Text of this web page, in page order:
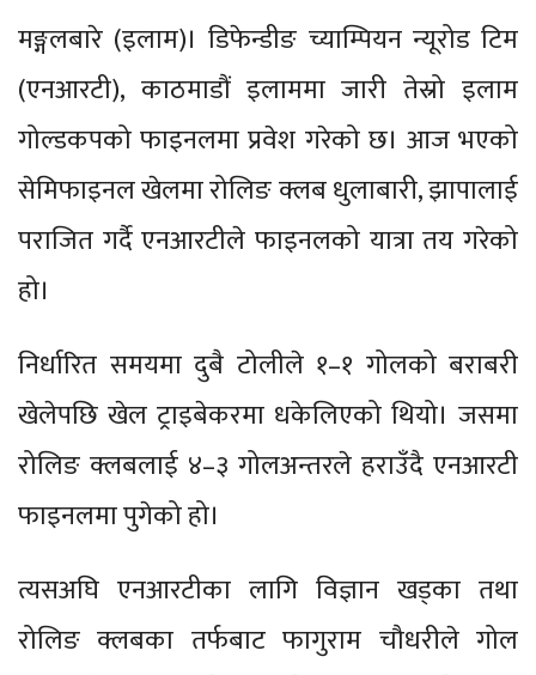
मङ्गलबारे (इलाम)। डिफेन्डीङ च्याम्पियन न्यूरोड टिम
(एनआरटी), काठमाडौं इलाममा जारी तेस्रो इलाम
गोल्डकपको फाइनलमा प्रवेश गरेको छ। आज भएको
सेमिफाइनल खेलमा रोलिङ क्लब धुलाबारी, झापालाई
पराजित गर्दै एनआरटीले फाइनलको यात्रा तय गरेको
हो।
निर्धारित समयमा दुबै टोलीले १–१ गोलको बराबरी
खेलेपछि खेल ट्राइबेकरमा धकेलिएको थियो। जसमा
रोलिङ क्लबलाई ४–३ गोलअन्तरले हराउँदै एनआरटी
फाइनलमा पुगेको हो।
त्यसअघि एनआरटीका लागि विज्ञान खड्का तथा
रोलिङ क्लबका तर्फबाट फागुराम चौधरीले गोल